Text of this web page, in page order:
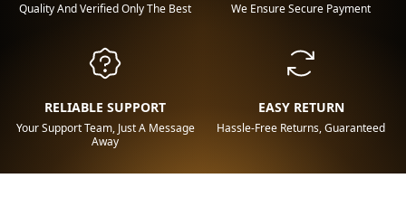
We Ensure Secure Payment
Quality And Verified Only The Best
EASY RETURN
Hassle-Free Returns, Guaranteed
RELIABLE SUPPORT
Your Support Team, Just A Message
Away